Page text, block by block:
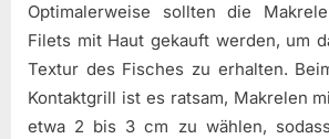
Optimalerweise sollten die
Filets mit Haut gekauft werden, um
Textur des Fisches zu erhalten.
Kontaktgrill ist es ratsam, Makrelen
etwa 2 bis 3 cm zu wählen,